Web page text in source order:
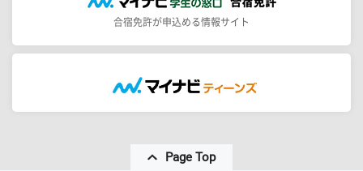
合宿免許が申込める情報サイト
Page Top